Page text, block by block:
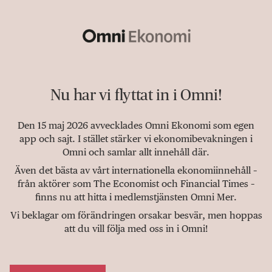
Nu har vi flyttat in i Omni!
Den 15 maj 2026 avvecklades Omni Ekonomi som egen
app och sajt. I stället stärker vi ekonomibevakningen i
Omni och samlar allt innehåll där.
Även det bästa av vårt internationella ekonomiinnehåll –
från aktörer som The Economist och Financial Times –
finns nu att hitta i medlemstjänsten Omni Mer.
Vi beklagar om förändringen orsakar besvär, men hoppas
att du vill följa med oss in i Omni!